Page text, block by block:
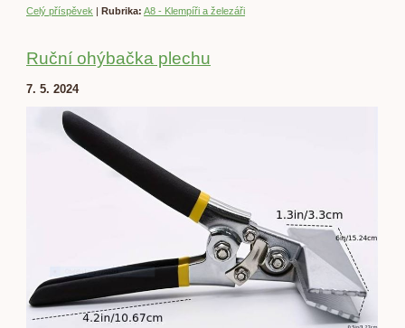
Celý příspěvek | Rubrika: A8 - Klempíři a železáři
Ruční ohýbačka plechu
7. 5. 2024